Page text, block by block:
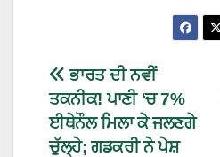
ਭਾਰਤ ਦੀ ਨਵੀਂ
ਤਕਨੀਕ! ਪਾਣੀ ‘ਚ 7%
ਈਥੇਨੌਲ ਮਿਲਾ ਕੇ ਜਲਣਗੇ
ਚੁੱਲ੍ਹੇ; ਗਡਕਰੀ ਨੇ ਪੇਸ਼